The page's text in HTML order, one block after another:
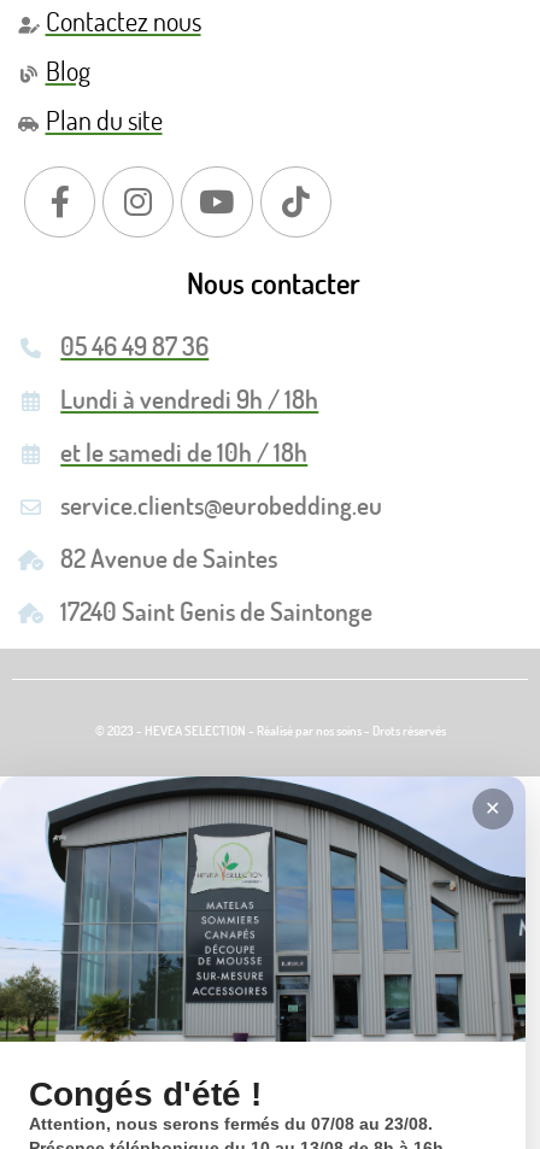
Contactez nous
Blog
Plan du site
Nous contacter
05 46 49 87 36
Lundi à vendredi 9h / 18h
et le samedi de 10h / 18h
service.clients@eurobedding.eu
82 Avenue de Saintes
17240 Saint Genis de Saintonge
© 2023 - HEVEA SELECTION - Réalisé par nos soins - Drots réservés
Congés d'été !
Attention, nous serons fermés du 07/08 au 23/08.
✕